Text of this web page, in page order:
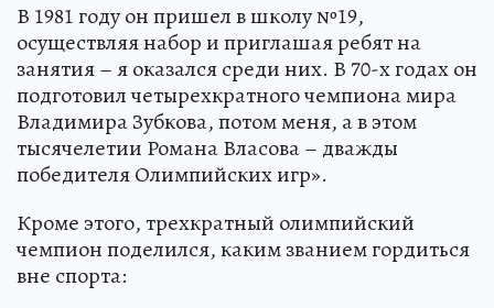
В 1981 году он пришел в школу №19,
осуществляя набор и приглашая ребят на
занятия – я оказался среди них. В 70-х годах он
подготовил четырехкратного чемпиона мира
Владимира Зубкова, потом меня, а в этом
тысячелетии Романа Власова – дважды
победителя Олимпийских игр».
Кроме этого, трехкратный олимпийский
чемпион поделился, каким званием гордиться
вне спорта: